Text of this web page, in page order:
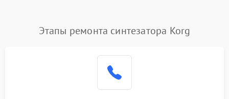
Этапы ремонта синтезатора Korg